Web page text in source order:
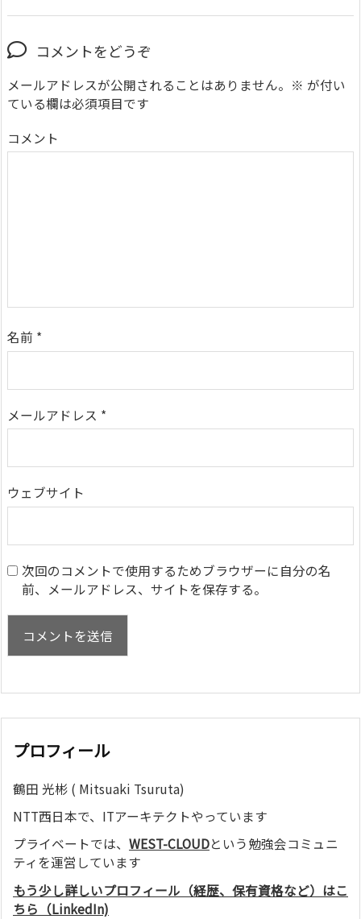
コメントをどうぞ
メールアドレスが公開されることはありません。 ※ が付い
ている欄は必須項目です
コメント
名前 *
メールアドレス *
ウェブサイト
次回のコメントで使用するためブラウザーに自分の名
前、メールアドレス、サイトを保存する。
プロフィール
鶴田 光彬 ( Mitsuaki Tsuruta)
NTT西日本で、ITアーキテクトやっています
プライベートでは、 WEST-CLOUDという勉強会コミュニ
ティを運営しています
もう少し詳しいプロフィール（経歴、保有資格など）はこ
ちら（LinkedIn)